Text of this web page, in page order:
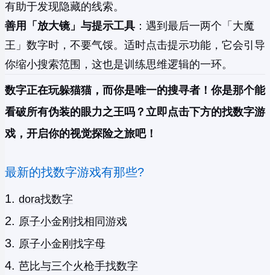
有助于发现隐藏的线索。
善用「放大镜」与提示工具 ：遇到最后一两个「大魔
王」数字时，不要气馁。适时点击提示功能，它会引导
你缩小搜索范围，这也是训练思维逻辑的一环。
数字正在玩躲猫猫，而你是唯一的搜寻者！你是那个能
看破所有伪装的眼力之王吗？立即点击下方的找数字游
戏，开启你的视觉探险之旅吧！
最新的找数字游戏有那些?
dora找数字
原子小金刚找相同游戏
原子小金刚找字母
芭比与三个火枪手找数字